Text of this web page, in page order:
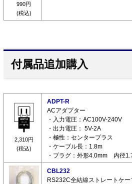
990円
(税込)
付属品追加購入
2,310円
(税込)
ADPT-R
ACアダプター
・入力電圧：AC100V-240V
・出力電圧： 5V-2A
・極性：センタープラス
・ケーブル長：1.8m
・プラグ：外形4.0mm 内径
CBL232
RS232C全結線ストレートケ